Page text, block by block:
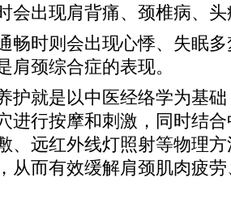
会出现肩背痛、颈椎病、
时则会出现心悸、失眠多
肩颈综合症的表现。
就是以中医经络学为基础
进行按摩和刺激，同时结
、远红外线灯照射等物理
从而有效缓解肩颈肌肉疲